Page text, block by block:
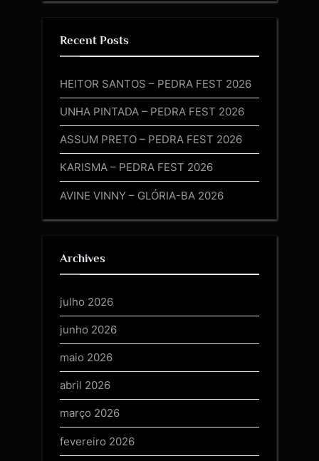
Recent Posts
HEITOR SANTOS – PEDRA FEST 2026
UNHA PINTADA – PEDRA FEST 2026
ASSUM PRETO – PEDRA FEST 2026
KARISMA – PEDRA FEST 2026
AVINE VINNY – GLÓRIA-BA 2026
Archives
julho 2026
junho 2026
maio 2026
abril 2026
março 2026
fevereiro 2026